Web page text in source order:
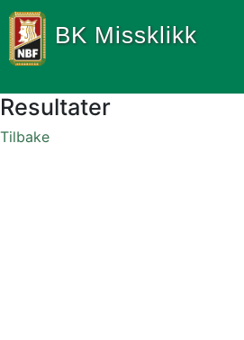
BK Missklikk
Resultater
Tilbake